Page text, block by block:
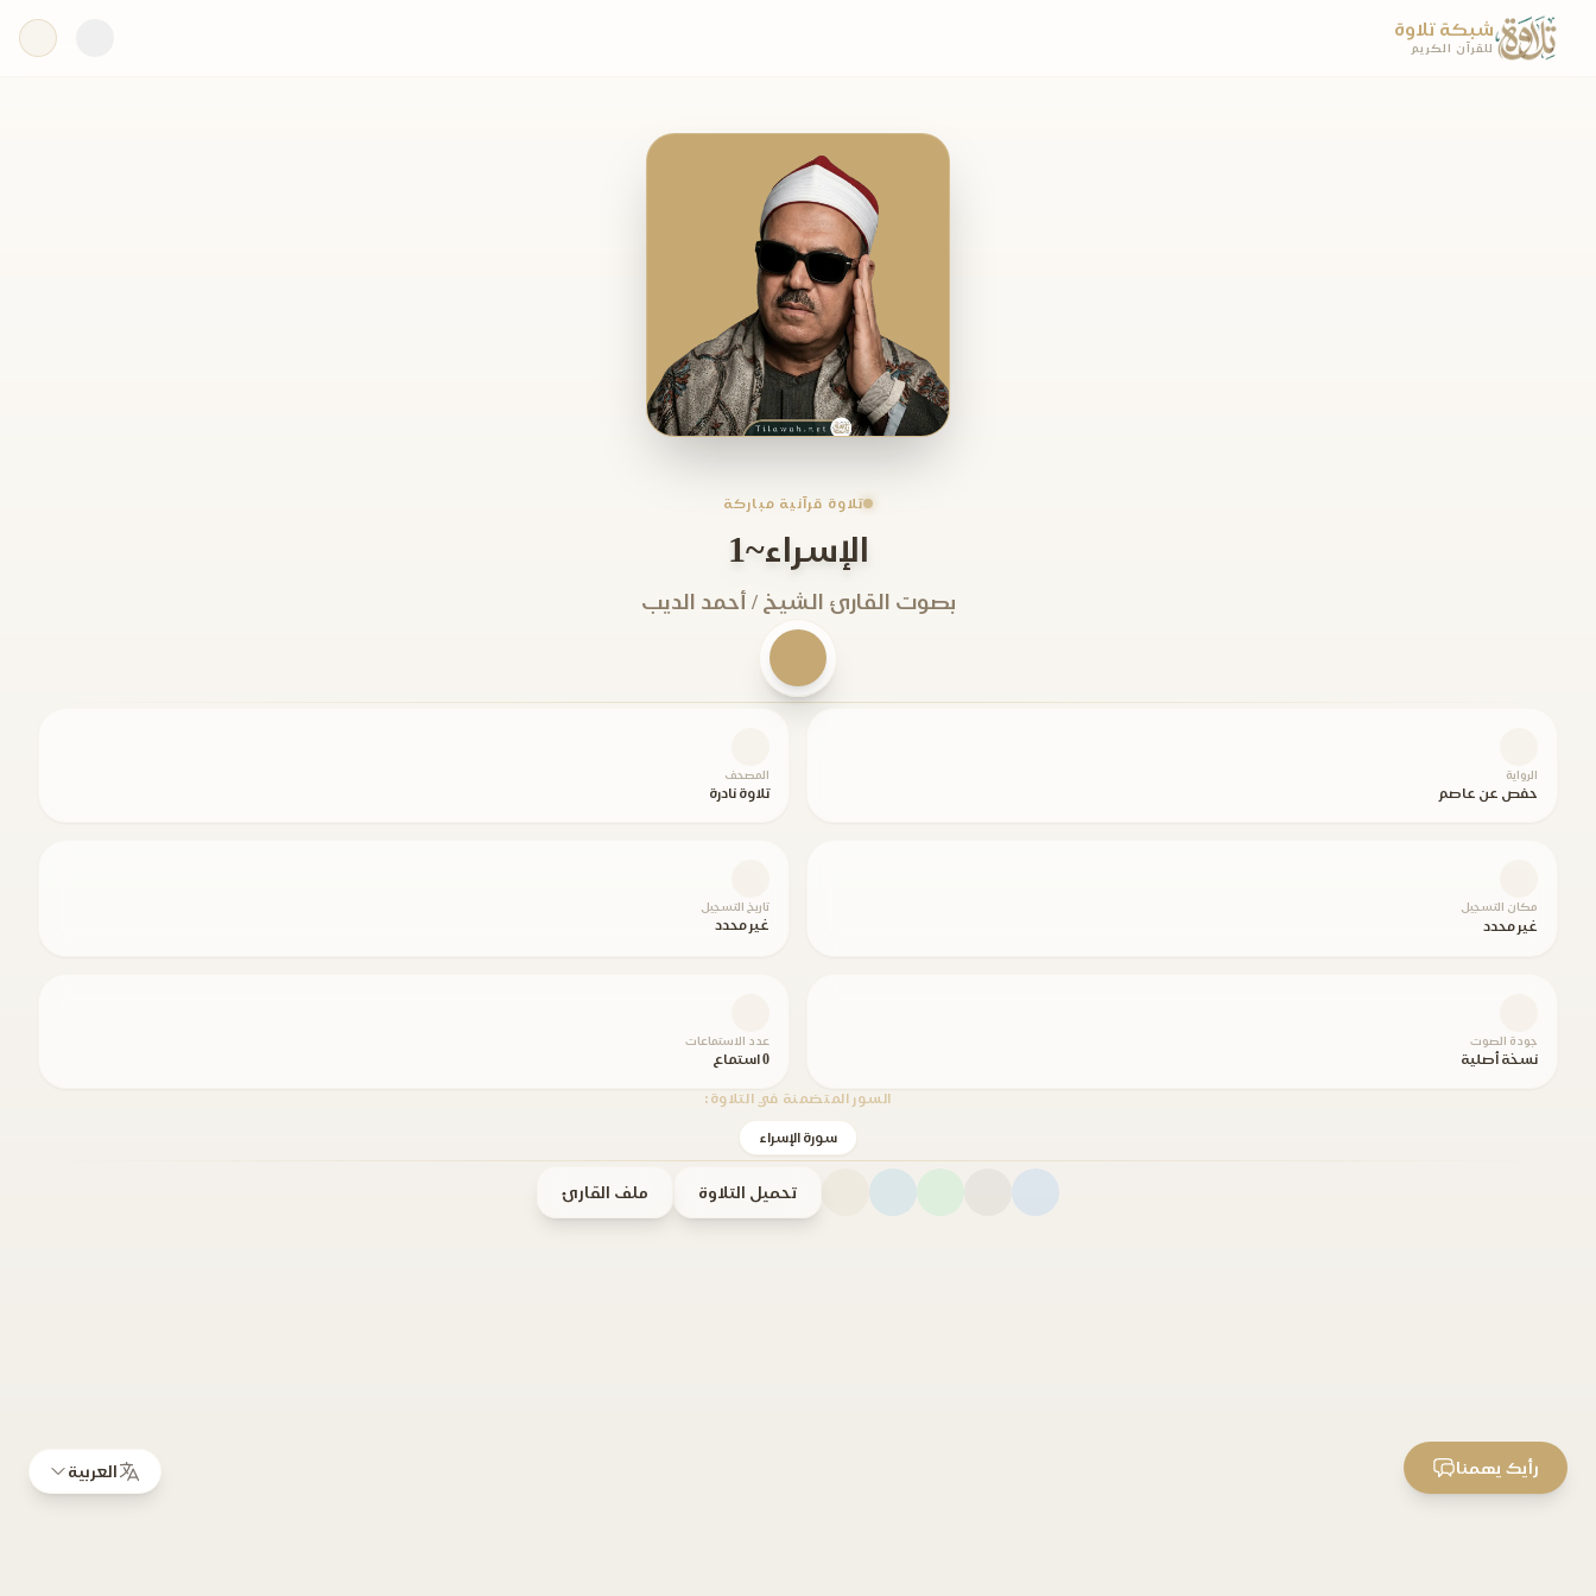
شبكة تلاوة
للقرآن الكريم
تلاوة قرآنية مباركة
الإسراء~1
بصوت القارئ الشيخ / أحمد الديب
الرواية
حفص عن عاصم
المصحف
تلاوة نادرة
مكان التسجيل
غير محدد
تاريخ التسجيل
غير محدد
جودة الصوت
نسخة أصلية
عدد الاستماعات
0 استماع
السور المتضمنة في التلاوة:
سورة الإسراء
تحميل التلاوة ملف القارئ
العربية رأيك يهمنا